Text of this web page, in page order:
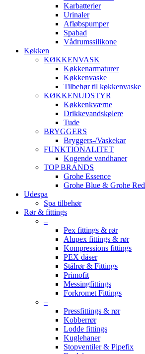
Karbatterier
Urinaler
Afløbspumper
Spabad
Vådrumssilikone
Køkken
KØKKENVASK
Køkkenarmaturer
Køkkenvaske
Tilbehør til køkkenvaske
KØKKENUDSTYR
Køkkenkværne
Drikkevandskølere
Tude
BRYGGERS
Bryggers-/Vaskekar
FUNKTIONALITET
Kogende vandhaner
TOP BRANDS
Grohe Essence
Grohe Blue & Grohe Red
Udespa
Spa tilbehør
Rør & fittings
–
Pex fittings & rør
Alupex fittings & rør
Kompressions fittings
PEX dåser
Stålrør & Fittings
Primofit
Messingfittings
Forkromet Fittings
–
Pressfittings & rør
Kobberrør
Lodde fittings
Kuglehaner
Stopventiler & Pipefix